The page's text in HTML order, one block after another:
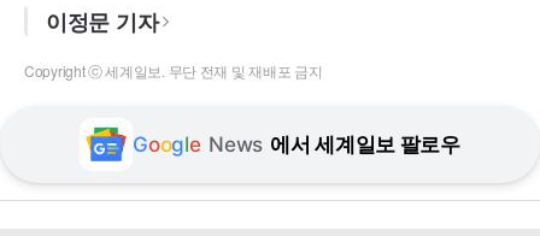
이정문 기자
Copyright ⓒ 세계일보. 무단 전재 및 재배포 금지
Google News 에서 세계일보 팔로우